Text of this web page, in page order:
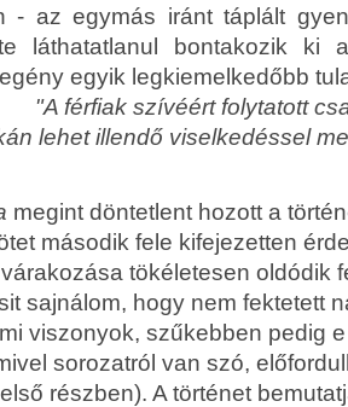
- az egymás iránt táplált
láthatatlanul bontakozik ki
egyik legkiemelkedőbb
"A férfiak szívéért folytatott
lehet illendő viselkedéssel
megint döntetlent hozott a
második fele kifejezetten
tökéletesen oldódik
sajnálom, hogy nem fektetett
viszonyok, szűkebben pedig
sorozatról van szó,
részben). A történet